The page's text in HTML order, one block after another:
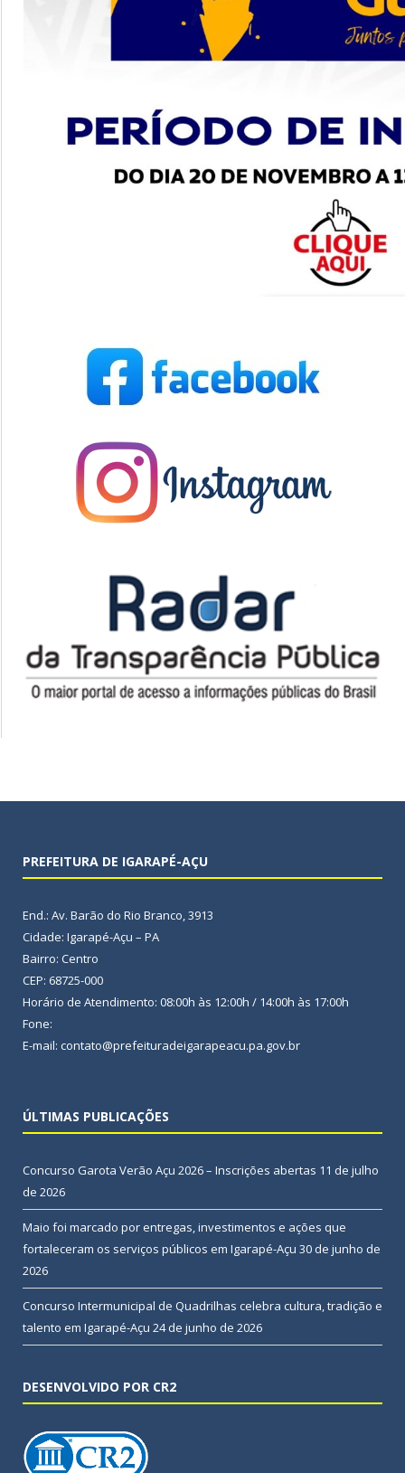
PREFEITURA DE IGARAPÉ-AÇU
End.: Av. Barão do Rio Branco, 3913
Cidade: Igarapé-Açu – PA
Bairro: Centro
CEP: 68725-000
Horário de Atendimento: 08:00h às 12:00h / 14:00h às 17:00h
Fone:
E-mail: contato@prefeituradeigarapeacu.pa.gov.br
ÚLTIMAS PUBLICAÇÕES
Concurso Garota Verão Açu 2026 – Inscrições abertas 11 de julho
de 2026
Maio foi marcado por entregas, investimentos e ações que
fortaleceram os serviços públicos em Igarapé-Açu 30 de junho de
2026
Concurso Intermunicipal de Quadrilhas celebra cultura, tradição e
talento em Igarapé-Açu 24 de junho de 2026
DESENVOLVIDO POR CR2